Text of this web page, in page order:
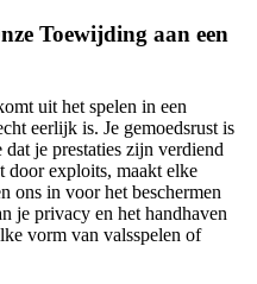
Toewijding aan een
uit het spelen in een
eerlijk is. Je gemoedsrust is
je prestaties zijn verdiend
door exploits, maakt elke
ons in voor het beschermen
je privacy en het handhaven
vorm van valsspelen of